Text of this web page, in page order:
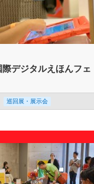
際デジタルえほんフェ
巡回展・展示会